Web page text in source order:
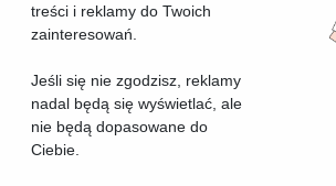
treści i reklamy do Twoich
zainteresowań.
Jeśli się nie zgodzisz, reklamy
nadal będą się wyświetlać, ale
nie będą dopasowane do
Ciebie.
Ranking urzadzen wielofunkcyjnych
Ranking urzadzen wielofunkcyjnych
Ranking urzadzen wielofunkcyjnych
Ranking urzadzen wielofunkcyjnych
monochromatycznych
Ranking urzadzen wielofunkcyjnych